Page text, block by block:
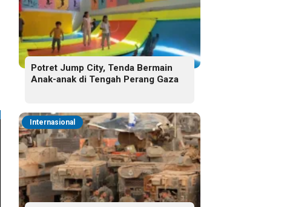
Potret Jump City, Tenda Bermain
Anak-anak di Tengah Perang Gaza
Internasional